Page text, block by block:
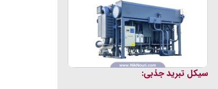
سیکل تبرید جذبی: